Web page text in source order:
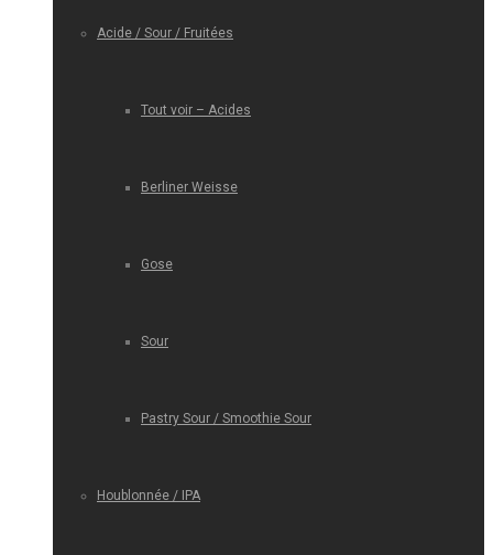
Acide / Sour / Fruitées
Tout voir – Acides
Berliner Weisse
Gose
Sour
Pastry Sour / Smoothie Sour
Houblonnée / IPA